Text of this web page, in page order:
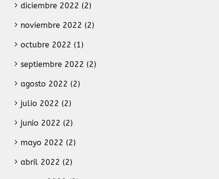
diciembre 2022 (2)
noviembre 2022 (2)
octubre 2022 (1)
septiembre 2022 (2)
agosto 2022 (2)
julio 2022 (2)
junio 2022 (2)
mayo 2022 (2)
abril 2022 (2)